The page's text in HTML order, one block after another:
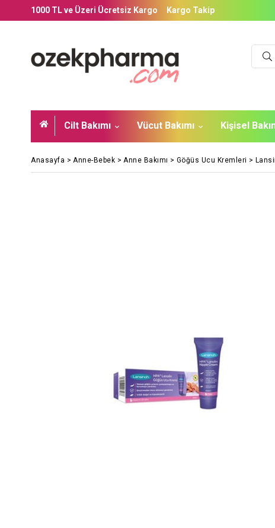
1000 TL ve Üzeri Ücretsiz Kargo Kargo Takip
Cilt Bakımı Vücut Bakımı Kişisel
Anasayfa > Anne-Bebek > Anne Bakımı > Göğüs Ucu Kremleri >